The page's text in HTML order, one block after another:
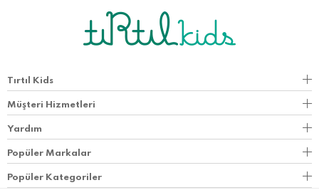
Tırtıl Kids
Müşteri Hizmetleri
Yardım
Popüler Markalar
Popüler Kategoriler